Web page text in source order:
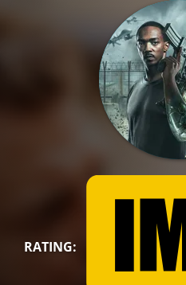
RATING: